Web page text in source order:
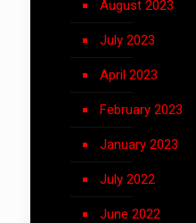
August 2023
July 2023
April 2023
February 2023
January 2023
July 2022
June 2022